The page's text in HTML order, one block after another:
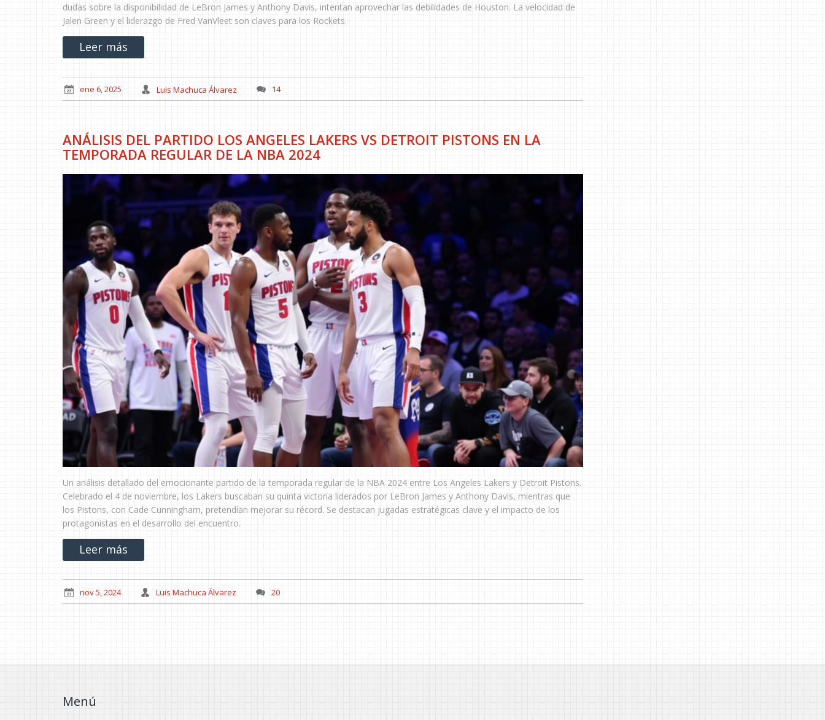
dudas sobre la disponibilidad de LeBron James y Anthony Davis, intentan aprovechar las debilidades de Houston. La velocidad de
Jalen Green y el liderazgo de Fred VanVleet son claves para los Rockets.
Leer más
ene 6, 2025 Luis Machuca Álvarez 14
ANÁLISIS DEL PARTIDO LOS ANGELES LAKERS VS DETROIT PISTONS EN LA
TEMPORADA REGULAR DE LA NBA 2024
Un análisis detallado del emocionante partido de la temporada regular de la NBA 2024 entre Los Angeles Lakers y Detroit Pistons.
Celebrado el 4 de noviembre, los Lakers buscaban su quinta victoria liderados por LeBron James y Anthony Davis, mientras que
los Pistons, con Cade Cunningham, pretendían mejorar su récord. Se destacan jugadas estratégicas clave y el impacto de los
protagonistas en el desarrollo del encuentro.
Leer más
nov 5, 2024 Luis Machuca Álvarez 20
Menú